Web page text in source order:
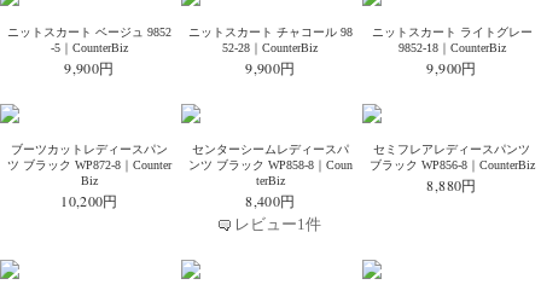
ニットスカート ベージュ 9852
-5｜CounterBiz
9,900円
ニットスカート チャコール 98
52-28｜CounterBiz
9,900円
ニットスカート ライトグレー
9852-18｜CounterBiz
9,900円
ブーツカットレディースパン
ツ ブラック WP872-8｜Counter
Biz
10,200円
センターシームレディースパ
ンツ ブラック WP858-8｜Coun
terBiz
8,400円
レビュー1件
セミフレアレディースパンツ
ブラック WP856-8｜CounterBiz
8,880円